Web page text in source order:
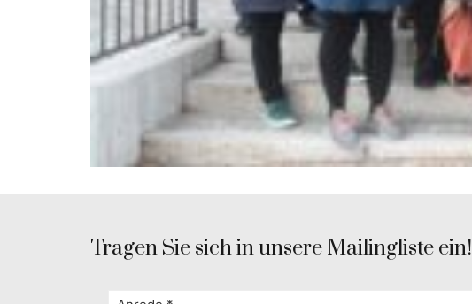
Tragen Sie sich in unsere Mailingliste ein!